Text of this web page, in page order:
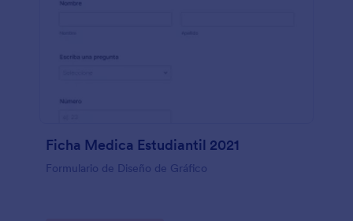
Ficha Medica Estudiantil 2021
Formulario de Diseño de Gráfico